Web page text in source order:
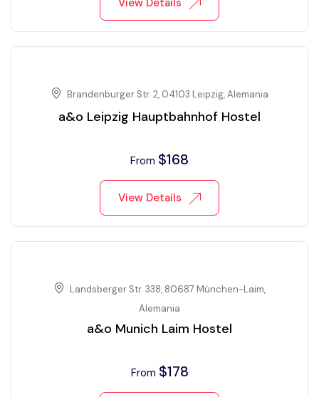
View Details
Brandenburger Str. 2, 04103 Leipzig, Alemania
a&o Leipzig Hauptbahnhof Hostel
From $168
View Details
Landsberger Str. 338, 80687 München-Laim,
Alemania
a&o Munich Laim Hostel
From $178